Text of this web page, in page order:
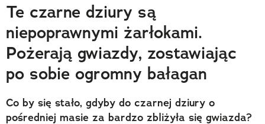
Trendbook Podróżniczy
Polecane
Te czarne dziury są
niepoprawnymi żarłokami.
Pożerają gwiazdy, zostawiając
po sobie ogromny bałagan
Co by się stało, gdyby do czarnej dziury o
pośredniej masie za bardzo zbliżyła się gwiazda?